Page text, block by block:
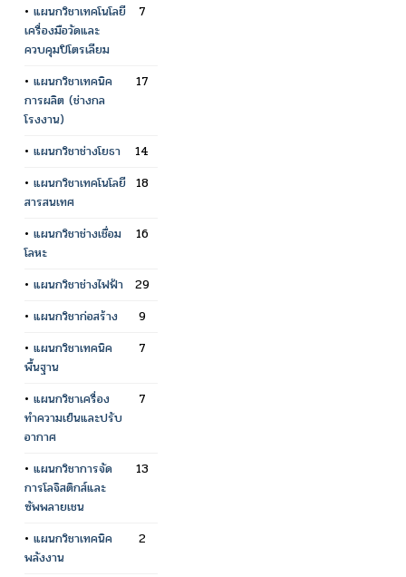
• แผนกวิชาเทคโนโลยี
เครื่องมือวัดและ
ควบคุมปิโตรเลียม
7
• แผนกวิชาเทคนิค
การผลิต (ช่างกล
โรงงาน)
17
• แผนกวิชาช่างโยธา
14
• แผนกวิชาเทคโนโลยี
สารสนเทศ
18
• แผนกวิชาช่างเชื่อม
โลหะ
16
• แผนกวิชาช่างไฟฟ้า
29
• แผนกวิชาก่อสร้าง
9
• แผนกวิชาเทคนิค
พื้นฐาน
7
• แผนกวิชาเครื่อง
ทำความเย็นและปรับ
อากาศ
7
• แผนกวิชาการจัด
การโลจิสติกส์และ
ซัพพลายเชน
13
• แผนกวิชาเทคนิค
พลังงาน
2